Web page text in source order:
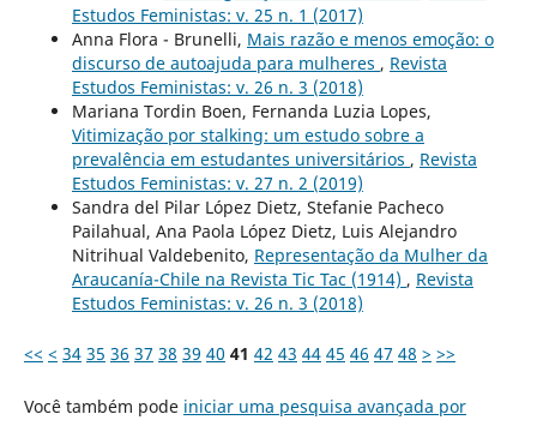
Estudos Feministas: v. 25 n. 1 (2017)
Anna Flora - Brunelli, Mais razão e menos emoção: o
discurso de autoajuda para mulheres , Revista
Estudos Feministas: v. 26 n. 3 (2018)
Mariana Tordin Boen, Fernanda Luzia Lopes,
Vitimização por stalking: um estudo sobre a
prevalência em estudantes universitários , Revista
Estudos Feministas: v. 27 n. 2 (2019)
Sandra del Pilar López Dietz, Stefanie Pacheco
Pailahual, Ana Paola López Dietz, Luis Alejandro
Nitrihual Valdebenito, Representação da Mulher da
Araucanía-Chile na Revista Tic Tac (1914) , Revista
Estudos Feministas: v. 26 n. 3 (2018)
<< < 34 35 36 37 38 39 40 41 42 43 44 45 46 47 48 > >>
Você também pode iniciar uma pesquisa avançada por